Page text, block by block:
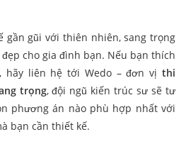
gần gũi với thiên nhiên, sang trọng
cho gia đình bạn. Nếu bạn thích
hãy liên hệ tới Wedo – đơn vị thi
trọng, đội ngũ kiến trúc sư sẽ tư
phương án nào phù hợp nhất với
bạn cần thiết kế.